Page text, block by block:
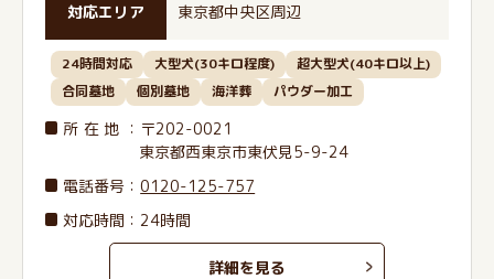
対応エリア 東京都中央区周辺
24時間対応 大型犬(30キロ程度)
超大型犬(40キロ以上)
合同墓地
個別墓地 海洋葬 パウダー加工
所在地 ：〒202-0021
東京都西東京市東伏見5-9-24
電話番号 ：0120-125-757
対応時間：24時間
詳細を見る